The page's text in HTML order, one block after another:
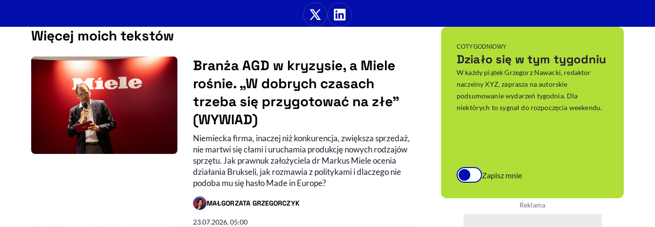
X Linkedin
Więcej moich tekstów
Branża AGD w kryzysie, a Miele
rośnie. „W dobrych czasach
trzeba się przygotować na złe”
(WYWIAD)
Niemiecka firma, inaczej niż konkurencja, zwiększa sprzedaż,
nie martwi się cłami i uruchamia produkcję nowych rodzajów
sprzętu. Jak prawnuk założyciela dr Markus Miele ocenia
działania Brukseli, jak rozmawia z politykami i dlaczego nie
podoba mu się hasło Made in Europe?
MAŁGORZATA GRZEGORCZYK
- AUTOR ARTYKUŁU - PROFIL
23.07.2026, 05:00